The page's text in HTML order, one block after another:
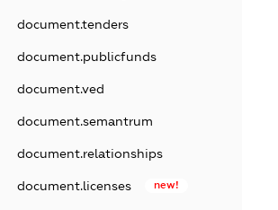
document.tenders
document.publicfunds
document.ved
document.semantrum
document.relationships
document.licenses new!